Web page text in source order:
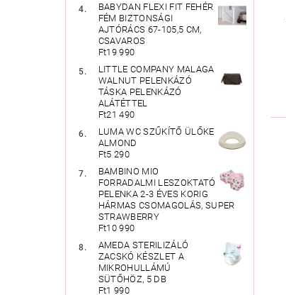
BABYDAN FLEXI FIT FEHÉR
FÉM BIZTONSÁGI
AJTÓRÁCS 67-105,5 CM,
CSAVAROS
Ft19 990
LITTLE COMPANY MALAGA
WALNUT PELENKÁZÓ
TÁSKA PELENKÁZÓ
ALÁTÉTTEL
Ft21 490
LUMA WC SZŰKÍTŐ ÜLŐKE
ALMOND
Ft5 290
BAMBINO MIO
FORRADALMI LESZOKTATÓ
PELENKA 2-3 ÉVES KORIG
HÁRMAS CSOMAGOLÁS, SUPER
STRAWBERRY
Ft10 990
AMEDA STERILIZÁLÓ
ZACSKÓ KÉSZLET A
MIKROHULLÁMÚ
SÜTŐHÖZ, 5 DB
Ft1 990